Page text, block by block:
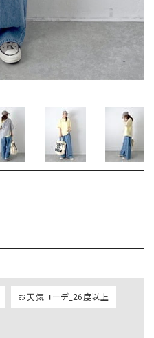
お天気コーデ_26度以上